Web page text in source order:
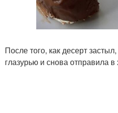
После того, как десерт
глазурью и снова отправила в